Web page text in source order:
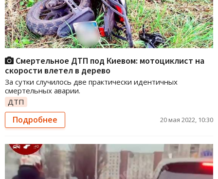
Смертельное ДТП под Киевом: мотоциклист на
скорости влетел в дерево
За сутки случилось две практически идентичных
смертельных аварии.
ДТП
Подробнее 20 мая 2022, 10:30